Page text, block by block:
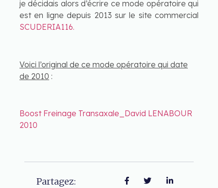
je décidais alors d’écrire ce mode opératoire qui
est en ligne depuis 2013 sur le site commercial
SCUDERIA116.
Voici l’original de ce mode opératoire qui date
de 2010 :
Boost Freinage Transaxale_David LENABOUR
2010
Partagez: